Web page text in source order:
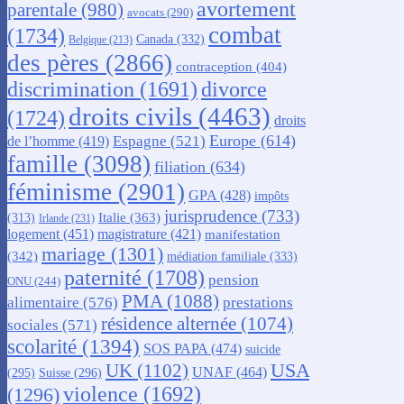
parentale (980) avocats (290) avortement
(1734) Belgique (213) Canada (332) combat
des pères (2866) contraception (404)
discrimination (1691) divorce
(1724) droits civils (4463) droits
de l’homme (419) Espagne (521) Europe (614)
famille (3098) filiation (634)
féminisme (2901) GPA (428) impôts
(313) Irlande (231) Italie (363) jurisprudence (733)
logement (451) magistrature (421) manifestation
(342) mariage (1301) médiation familiale (333)
ONU (244) paternité (1708) pension
alimentaire (576) PMA(1088) prestations
sociales (571) résidence alternée (1074)
scolarité (1394) SOS PAPA(474) suicide
(295) Suisse (296) UK (1102) UNAF (464) USA
(1296)violence (1692)